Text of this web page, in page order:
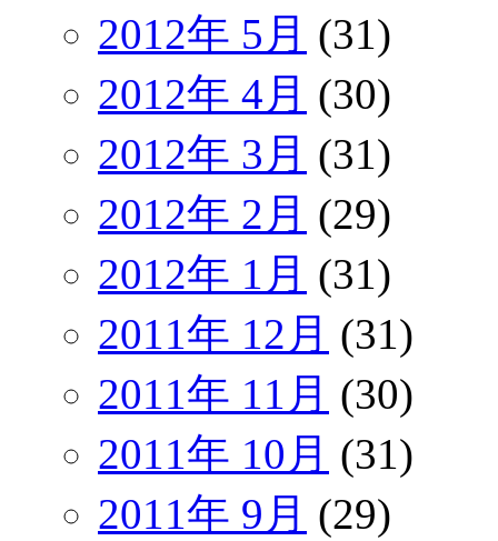
2012年 5月 (31)
2012年 4月 (30)
2012年 3月 (31)
2012年 2月 (29)
2012年 1月 (31)
2011年 12月 (31)
2011年 11月 (30)
2011年 10月 (31)
2011年 9月 (29)